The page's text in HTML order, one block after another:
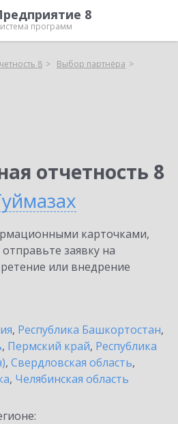
8
программ
8
Выбор партнёра
отчетность 8
карточками,
заявку на
или внедрение
, Республика Башкортостан,
, Пермский край, Республика
, Свердловская область,
, Челябинская область